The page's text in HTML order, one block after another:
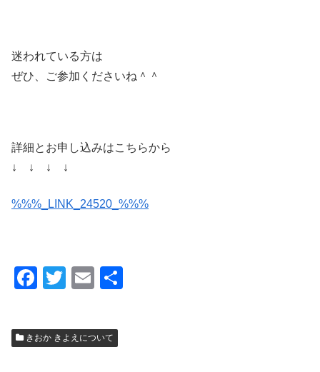
迷われている方は
ぜひ、ご参加くださいね＾＾
詳細とお申し込みはこちらから
↓ ↓ ↓ ↓
%%%_LINK_24520_%%%
F
c
e
T
tt
er
E
ail
きおか きよえについて